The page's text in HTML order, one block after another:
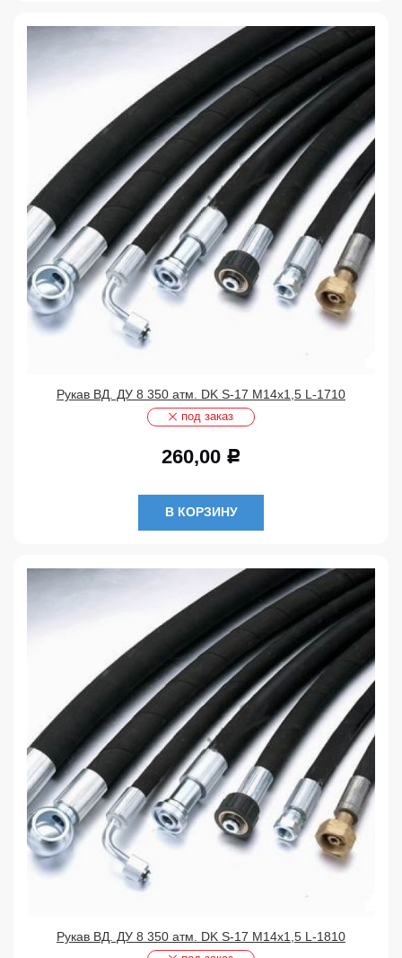
Рукав ВД. ДУ 8 350 атм. DK S-17 М14х1,5 L-1710
под заказ
260,00 Р
В КОРЗИНУ
Рукав ВД. ДУ 8 350 атм. DK S-17 М14х1,5 L-1810